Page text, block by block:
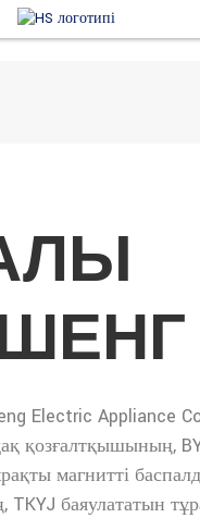
Electric Appliance
қозғалтқышының,
магнитті
баяулататын